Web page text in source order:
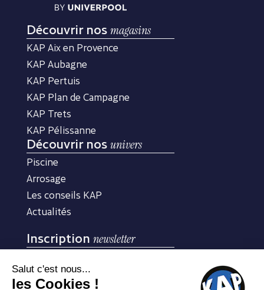
Découvrir nos magasins
KAP Aix en Provence
KAP Aubagne
KAP Pertuis
KAP Plan de Campagne
KAP Trets
KAP Pélissanne
Découvrir nos univers
Piscine
Arrosage
Les conseils KAP
Actualités
Inscription newsletter
conseils d’experts